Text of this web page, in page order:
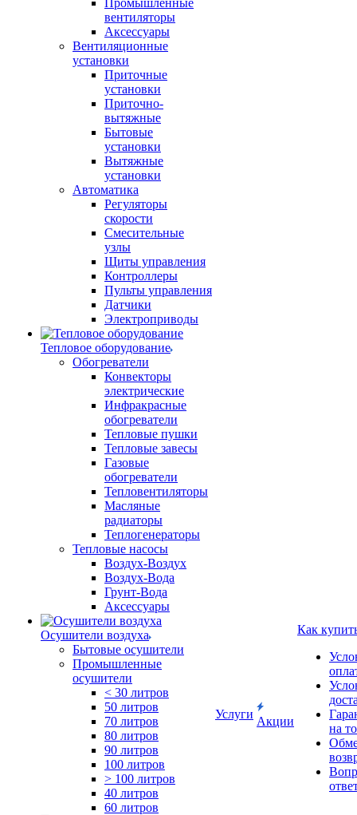
Промышленные
вентиляторы
Аксессуары
Вентиляционные
установки
Приточные
установки
Приточно-
вытяжные
Бытовые
установки
Вытяжные
установки
Автоматика
Регуляторы
скорости
Смесительные
узлы
Щиты управления
Контроллеры
Пульты управления
Датчики
Электроприводы
Тепловое оборудование
Обогреватели
Конвекторы
электрические
Инфракрасные
обогреватели
Тепловые пушки
Тепловые завесы
Газовые
обогреватели
Тепловентиляторы
Масляные
радиаторы
Теплогенераторы
Тепловые насосы
Воздух-Воздух
Воздух-Вода
Грунт-Вода
Аксессуары
Осушители воздуха
Бытовые осушители
Промышленные
осушители
< 30 литров
50 литров
70 литров
80 литров
90 литров
100 литров
> 100 литров
40 литров
60 литров
Услуги
Акции
Как
на